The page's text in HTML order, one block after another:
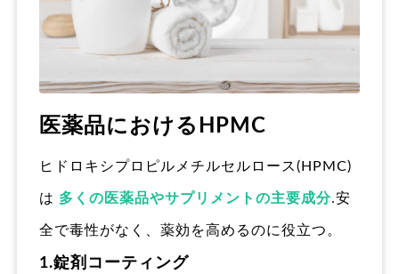
医薬品におけるHPMC
ヒドロキシプロピルメチルセルロース(HPMC)
は 多くの医薬品やサプリメントの主要成分.安
全で毒性がなく、薬効を高めるのに役立つ。
1.錠剤コーティング